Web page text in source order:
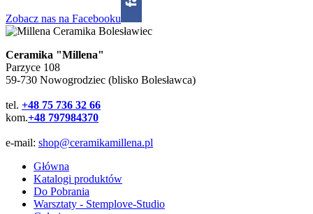
Zobacz nas na Facebooku
Ceramika "Millena"
Parzyce 108
59-730 Nowogrodziec (blisko Bolesławca)
tel. +48 75 736 32 66
kom.+48 797984370
e-mail: shop@ceramikamillena.pl
Główna
Katalogi produktów
Do Pobrania
Warsztaty - Stemplove-Studio